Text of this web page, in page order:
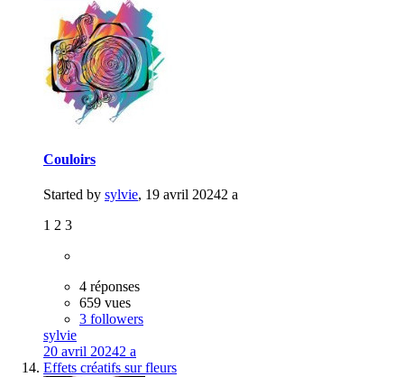
Couloirs
Started by sylvie, 19 avril 20242 a
1 2 3
4 réponses
659 vues
3 followers
sylvie
20 avril 20242 a
Effets créatifs sur fleurs